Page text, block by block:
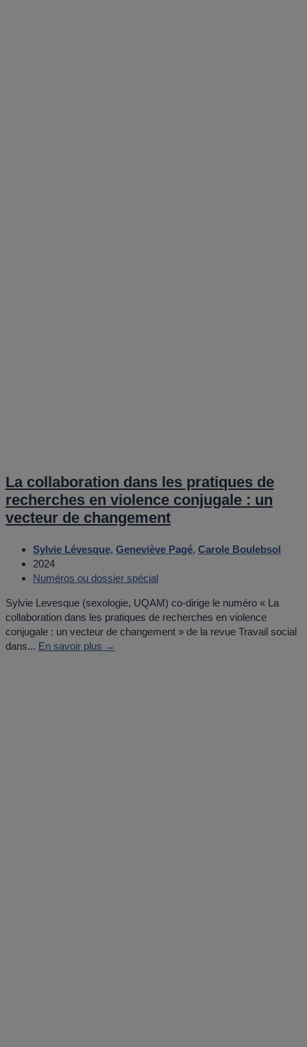
La collaboration dans les pratiques de
recherches en violence conjugale : un
vecteur de changement
Sylvie Lévesque, Geneviève Pagé, Carole Boulebsol
2024
Numéros ou dossier spécial
Sylvie Levesque (sexologie, UQAM) co-dirige le numéro « La
collaboration dans les pratiques de recherches en violence
conjugale : un vecteur de changement » de la revue Travail social
dans... En savoir plus →